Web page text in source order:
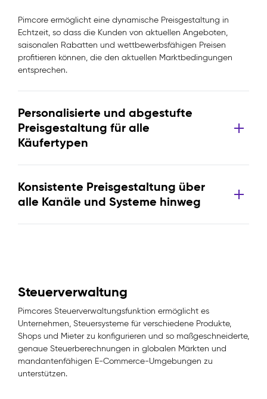
Pimcore ermöglicht eine dynamische Preisgestaltung in
Echtzeit, so dass die Kunden von aktuellen Angeboten,
saisonalen Rabatten und wettbewerbsfähigen Preisen
profitieren können, die den aktuellen Marktbedingungen
entsprechen.
Personalisierte und abgestufte
Preisgestaltung für alle
Käufertypen
Konsistente Preisgestaltung über
alle Kanäle und Systeme hinweg
Steuerverwaltung
Pimcores Steuerverwaltungsfunktion ermöglicht es
Unternehmen, Steuersysteme für verschiedene Produkte,
Shops und Mieter zu konfigurieren und so maßgeschneiderte,
genaue Steuerberechnungen in globalen Märkten und
mandantenfähigen E-Commerce-Umgebungen zu
unterstützen.